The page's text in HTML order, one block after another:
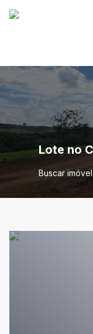
Lote no
Buscar imóvel